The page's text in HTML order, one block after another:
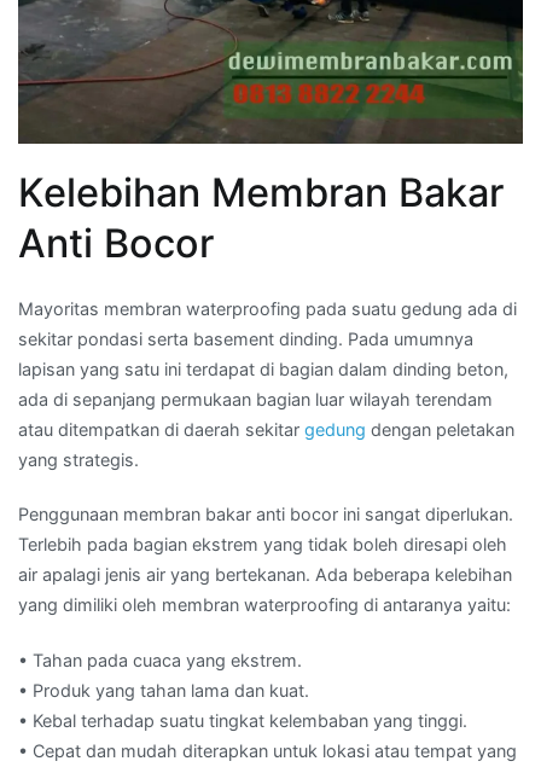
Kelebihan Membran Bakar
Anti Bocor
Mayoritas membran waterproofing pada suatu gedung ada di
sekitar pondasi serta basement dinding. Pada umumnya
lapisan yang satu ini terdapat di bagian dalam dinding beton,
ada di sepanjang permukaan bagian luar wilayah terendam
atau ditempatkan di daerah sekitar gedung dengan peletakan
yang strategis.
Penggunaan membran bakar anti bocor ini sangat diperlukan.
Terlebih pada bagian ekstrem yang tidak boleh diresapi oleh
air apalagi jenis air yang bertekanan. Ada beberapa kelebihan
yang dimiliki oleh membran waterproofing di antaranya yaitu:
• Tahan pada cuaca yang ekstrem.
• Produk yang tahan lama dan kuat.
• Kebal terhadap suatu tingkat kelembaban yang tinggi.
• Cepat dan mudah diterapkan untuk lokasi atau tempat yang